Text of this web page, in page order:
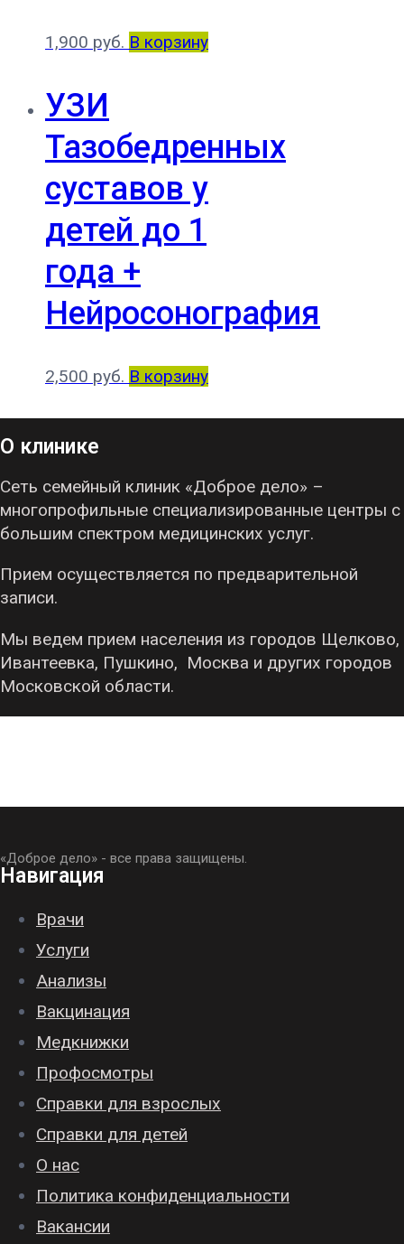
1,900 руб. В корзину
УЗИ
Тазобедренных
суставов у
детей до 1
года +
Нейросонография
2,500 руб. В корзину
О клинике
Сеть семейный клиник «Доброе дело» –
многопрофильные специализированные центры с
большим спектром медицинских услуг.
Прием осуществляется по предварительной
записи.
Мы ведем прием населения из городов Щелково,
Ивантеевка, Пушкино, Москва и других городов
Московской области.
«Доброе дело» - все права защищены.
Навигация
Врачи
Услуги
Анализы
Вакцинация
Медкнижки
Профосмотры
Справки для взрослых
Справки для детей
О нас
Политика конфиденциальности
Вакансии